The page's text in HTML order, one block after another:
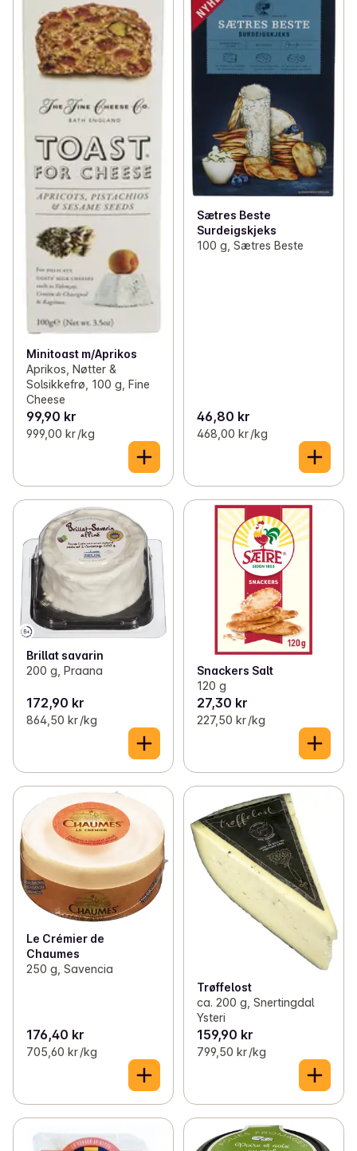
Minitoast m/Aprikos
Aprikos, Nøtter &
Solsikkefrø, 100 g, Fine
Cheese
99,90 kr
999,00 kr /kg
Sætres Beste
Surdeigskjeks
100 g, Sætres Beste
46,80 kr
468,00 kr /kg
Brillat savarin
200 g, Praana
172,90 kr
864,50 kr /kg
Snackers Salt
120 g
27,30 kr
227,50 kr /kg
Le Crémier de
Chaumes
250 g, Savencia
176,40 kr
705,60 kr /kg
Trøffelost
ca. 200 g, Snertingdal
Ysteri
159,90 kr
799,50 kr /kg